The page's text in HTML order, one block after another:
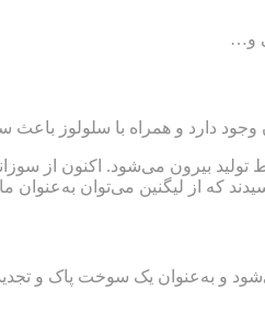
و…
دارد و همراه با سلولوز
بیرون می‌شود. اکنون از
که از لیگنین می‌توان به‌عنوان
و به‌عنوان یک سوخت پاک و